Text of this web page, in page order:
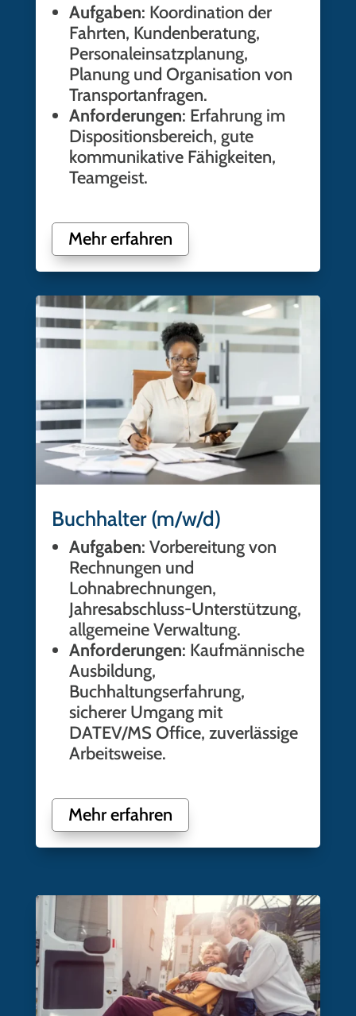
Aufgaben: Koordination der
Fahrten, Kundenberatung,
Personaleinsatzplanung,
Planung und Organisation von
Transportanfragen.
Anforderungen: Erfahrung im
Dispositionsbereich, gute
kommunikative Fähigkeiten,
Teamgeist.
Mehr erfahren
Buchhalter (m/w/d)
Aufgaben: Vorbereitung von
Rechnungen und
Lohnabrechnungen,
Jahresabschluss-Unterstützung,
allgemeine Verwaltung.
Anforderungen: Kaufmännische
Ausbildung,
Buchhaltungserfahrung,
sicherer Umgang mit
DATEV/MS Office, zuverlässige
Arbeitsweise.
Mehr erfahren